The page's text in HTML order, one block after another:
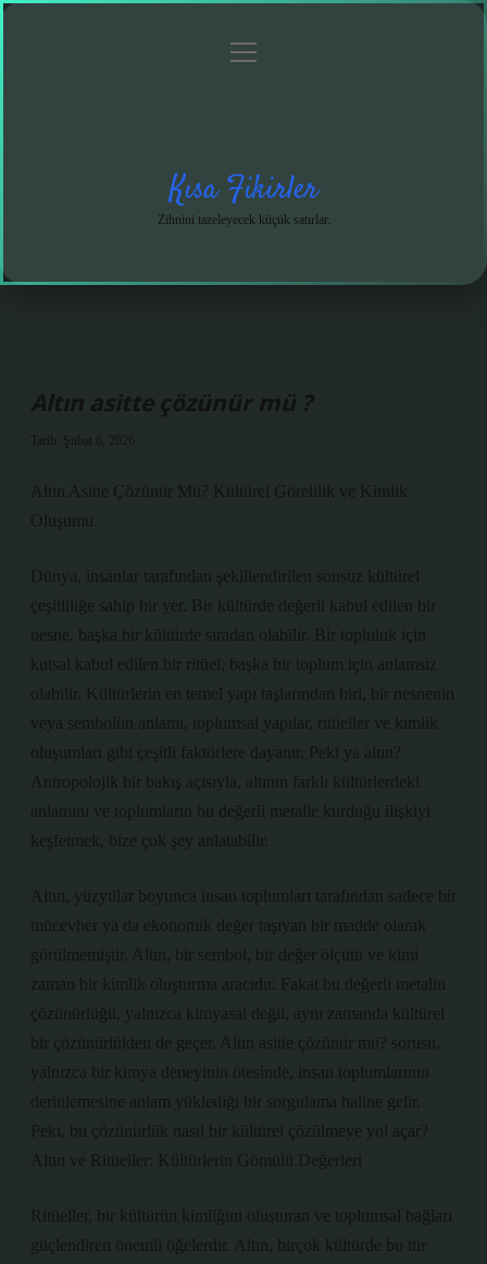
menüyü
Kısa Fikirler
Zihnini tazeleyecek küçük satırlar.
Altın asitte çözünür mü ?
Tarih: Şubat 6, 2026
Altın Asitte Çözünür Mü? Kültürel Görelilik ve Kimlik
Oluşumu
Dünya, insanlar tarafından şekillendirilen sonsuz kültürel
çeşitliliğe sahip bir yer. Bir kültürde değerli kabul edilen bir
nesne, başka bir kültürde sıradan olabilir. Bir topluluk için
kutsal kabul edilen bir ritüel, başka bir toplum için anlamsız
olabilir. Kültürlerin en temel yapı taşlarından biri, bir nesnenin
veya sembolün anlamı, toplumsal yapılar, ritüeller ve kimlik
oluşumları gibi çeşitli faktörlere dayanır. Peki ya altın?
Antropolojik bir bakış açısıyla, altının farklı kültürlerdeki
anlamını ve toplumların bu değerli metalle kurduğu ilişkiyi
keşfetmek, bize çok şey anlatabilir.
Altın, yüzyıllar boyunca insan toplumları tarafından sadece bir
mücevher ya da ekonomik değer taşıyan bir madde olarak
görülmemiştir. Altın, bir sembol, bir değer ölçütü ve kimi
zaman bir kimlik oluşturma aracıdır. Fakat bu değerli metalin
çözünürlüğü, yalnızca kimyasal değil, aynı zamanda kültürel
bir çözünürlükten de geçer. Altın asitte çözünür mü? sorusu,
yalnızca bir kimya deneyinin ötesinde, insan toplumlarının
derinlemesine anlam yüklediği bir sorgulama haline gelir.
Peki, bu çözünürlük nasıl bir kültürel çözülmeye yol açar?
Altın ve Ritüeller: Kültürlerin Gömülü Değerleri
Ritüeller, bir kültürün kimliğini oluşturan ve toplumsal bağları
güçlendiren önemli öğelerdir. Altın, birçok kültürde bu tür